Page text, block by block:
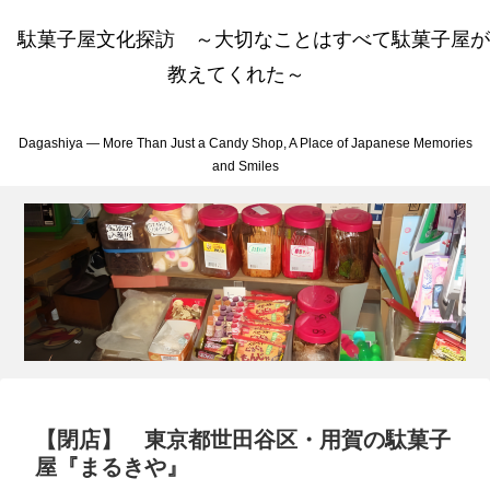
駄菓子屋文化探訪 ～大切なことはすべて駄菓子屋が
教えてくれた～
Dagashiya — More Than Just a Candy Shop, A Place of Japanese Memories
and Smiles
【閉店】 東京都世田谷区・用賀の駄菓子
屋『まるきや』